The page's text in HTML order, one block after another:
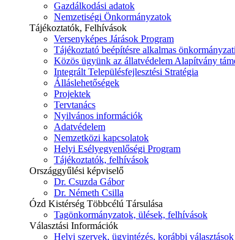
Gazdálkodási adatok
Nemzetiségi Önkormányzatok
Tájékoztatók, Felhívások
Versenyképes Járások Program
Tájékoztató beépítésre alkalmas
Közös ügyünk az állatvédelem Alapítvány
Integrált Településfejlesztési Stratégia
Álláslehetőségek
Projektek
Tervtanács
Nyilvános információk
Adatvédelem
Nemzetközi kapcsolatok
Helyi Esélyegyenlőségi Program
Tájékoztatók, felhívások
Országgyűlési képviselő
Dr. Csuzda Gábor
Dr. Németh Csilla
Ózd Kistérség Többcélú Társulása
Tagönkormányzatok, ülések, felhívások
Választási Információk
Helyi szervek, ügyintézés, korábbi választások